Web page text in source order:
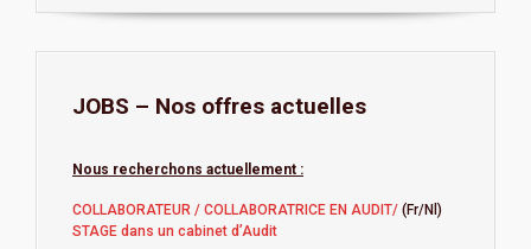
JOBS – Nos offres actuelles
Nous recherchons actuellement :
COLLABORATEUR / COLLABORATRICE EN AUDIT/ (Fr/Nl)
STAGE dans un cabinet d’Audit